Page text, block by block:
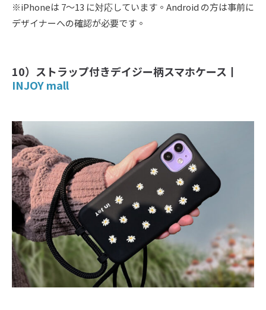
※iPhoneは 7〜13 に対応しています。Android の方は事前に
デザイナーへの確認が必要です。
10）ストラップ付きデイジー柄スマホケース丨
INJOY mall